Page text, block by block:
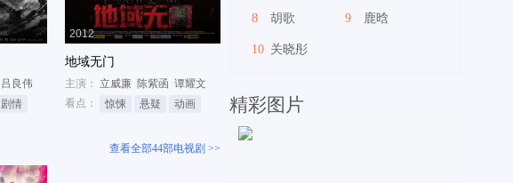
吕良伟
剧情
2012
地域无门
主演： 立威廉 陈紫函 谭耀文
看点：
惊悚 悬疑 动画
查看全部44部电视剧 >>
8 胡歌 9 鹿晗
10 关晓彤
精彩图片